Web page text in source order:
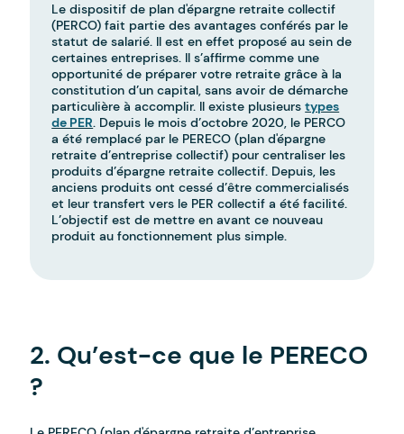
Le dispositif de plan d'épargne retraite collectif
(PERCO) fait partie des avantages conférés par le
statut de salarié. Il est en effet proposé au sein de
certaines entreprises. Il s’affirme comme une
opportunité de préparer votre retraite grâce à la
constitution d’un capital, sans avoir de démarche
particulière à accomplir. Il existe plusieurstypes
de PER. Depuis le mois d’octobre 2020, le PERCO
a été remplacé par le PERECO (plan d'épargne
retraite d’entreprise collectif) pour centraliser les
produits d’épargne retraite collectif. Depuis, les
anciens produits ont cessé d’être commercialisés
et leur transfert vers le PER collectif a été facilité.
L’objectif est de mettre en avant ce nouveau
produit au fonctionnement plus simple.
2. Qu’est-ce que le PERECO
?